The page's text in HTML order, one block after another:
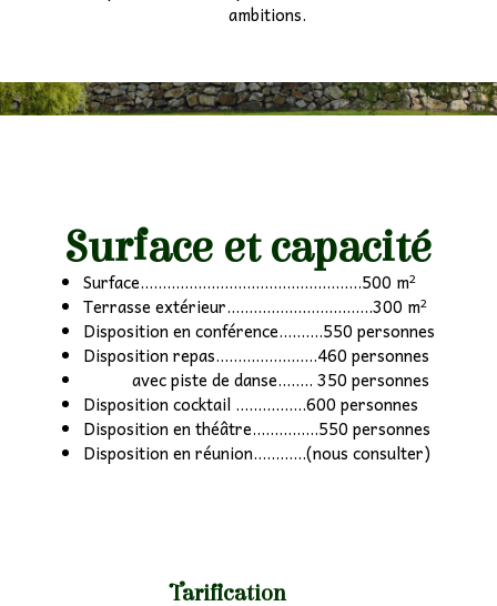
ambitions.
Surface et capacité
Surface..................................................500 m²
Terrasse extérieur.................................300 m²
Disposition en conférence..........550 personnes
Disposition repas.......................460 personnes
avec piste de danse........ 350 personnes
Disposition cocktail ................600 personnes
Disposition en théâtre...............550 personnes
Disposition en réunion............(nous consulter)
Tarification